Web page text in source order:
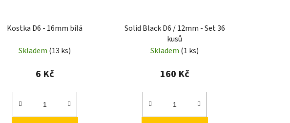
Kostka D6 - 16mm bílá
Skladem (13 ks)
6 Kč
Solid Black D6 / 12mm - Set 36
kusů
Skladem (1 ks)
160 Kč